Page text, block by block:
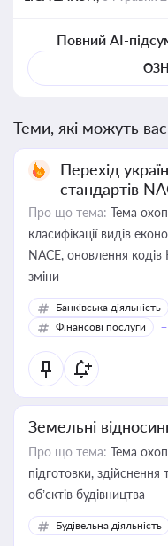
Повний AI-
Теми, які можуть вас
Перехід
стандартів
Про що тема: Тема
класифікації видів
NACE, оновлення
зміни
Банківська діяльність
Фінансові послуги
Земельні
Про що тема: Тема
підготовки,
об’єктів будівництва
Будівельна діяльність